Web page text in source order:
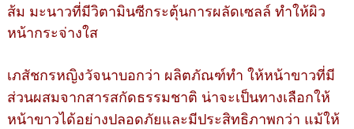
ส้ม มะนาวที่มีวิตามินซีกระตุ้นการผลัดเซลล์ ทำให้ผิว
หน้ากระจ่างใส
เภสัชกรหญิงวัจนาบอกว่า ผลิตภัณฑ์ทำ ให้หน้าขาวที่มี
ส่วนผสมจากสารสกัดธรรมชาติ น่าจะเป็นทางเลือกให้
หน้าขาวได้อย่างปลอดภัยและมีประสิทธิภาพกว่า แม้ให้